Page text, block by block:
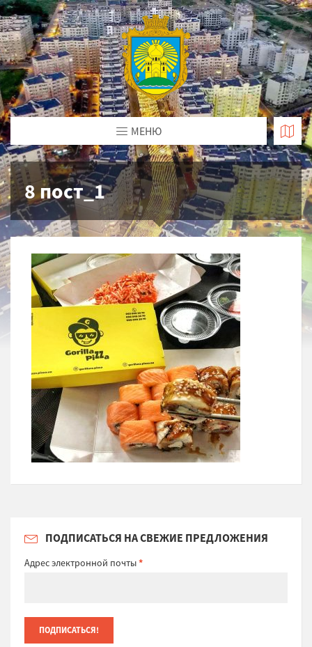
МЕНЮ
8 пост_1
ПОДПИСАТЬСЯ НА СВЕЖИЕ ПРЕДЛОЖЕНИЯ
Адрес электронной почты*